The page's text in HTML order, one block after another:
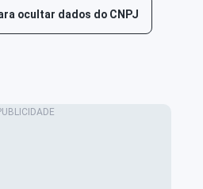
ocultar dados do CNPJ